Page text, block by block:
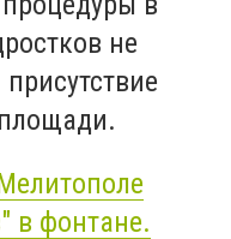
не
присутствие
в фонтане.